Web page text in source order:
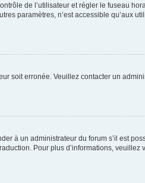
de l’utilisateur et régler le fuseau
paramètres, n’est accessible qu’aux
soit erronée. Veuillez contacter un
à un administrateur du forum s’il est
Pour plus d’informations, veuillez